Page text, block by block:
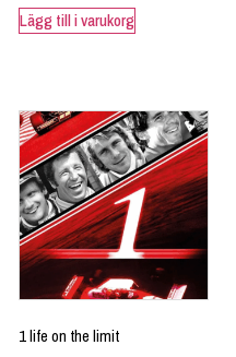
Lägg till i varukorg
1 life on the limit